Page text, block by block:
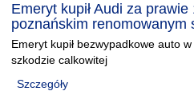
Emeryt kupił Audi za prawie
poznańskim renomowanym
Emeryt kupił bezwypadkowe auto
szkodzie calkowitej
Szczegóły